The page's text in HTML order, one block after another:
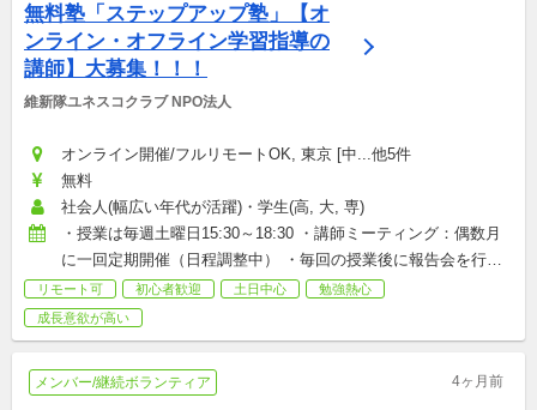
無料塾「ステップアップ塾」【オ
ンライン・オフライン学習指導の
講師】大募集！！！
維新隊ユネスコクラブ NPO法人
オンライン開催/フルリモートOK, 東京 [中...他5件
無料
社会人(幅広い年代が活躍)・学生(高, 大, 専)
・授業は毎週土曜日15:30～18:30 ・講師ミーティング：偶数月
に一回定期開催（日程調整中） ・毎回の授業後に報告会を行っ
ています。 ☆毎週の参加が必須というわけではありません☆
★1、2回だけの参加は受け付けておりません★
リモート可 初心者歓迎 土日中心
勉強熱心
成長意欲が高い
メンバー/継続ボランティア 4ヶ月前